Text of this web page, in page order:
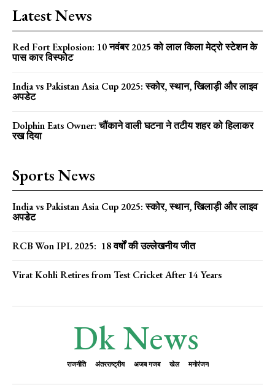
Latest News
Red Fort Explosion: 10 नवंबर 2025 को लाल किला मेट्रो स्टेशन के
पास कार विस्फोट
India vs Pakistan Asia Cup 2025: स्कोर, स्थान, खिलाड़ी और लाइव
अपडेट
Dolphin Eats Owner: चौंकाने वाली घटना ने तटीय शहर को हिलाकर
रख दिया
Sports News
India vs Pakistan Asia Cup 2025: स्कोर, स्थान, खिलाड़ी और लाइव
अपडेट
RCB Won IPL 2025: 18 वर्षों की उल्लेखनीय जीत
Virat Kohli Retires from Test Cricket After 14 Years
Dk News
राजनीति अंतरराष्ट्रीय अजब गजब खेल मनोरंजन